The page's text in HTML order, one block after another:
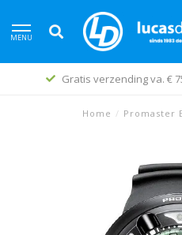
MENU
Gratis verzending va. €
Home / Promaster